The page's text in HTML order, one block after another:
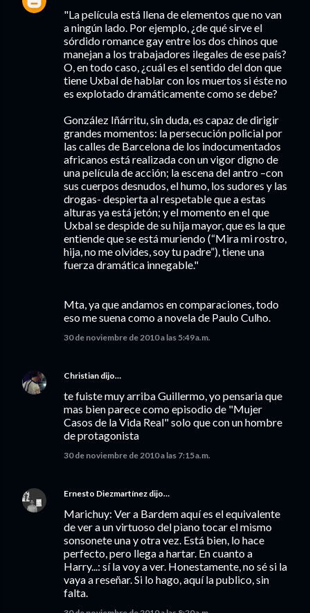
"La película está llena de elementos que no van
a ningún lado. Por ejemplo, ¿de qué sirve el
sórdido romance gay entre los dos chinos que
manejan a los trabajadores ilegales de ese país?
O, en todo caso, ¿cuál es el sentido del don que
tiene Uxbal de hablar con los muertos si éste no
es explotado dramáticamente como se debe?
González Iñárritu, sin duda, es capaz de dirigir
grandes momentos: la persecución policial por
las calles de Barcelona de los indocumentados
africanos está realizada con un vigor digno de
una película de acción; la escena del antro –con
sus cuerpos desnudos, el humo, los sudores y las
drogas- despierta al respetable que a estas
alturas ya está jetón; y el momento en el que
Uxbal se despide de su hija mayor, que es la que
entiende que se está muriendo (“Mira mi rostro,
hija, no me olvides, soy tu padre”), tiene una
fuerza dramática innegable."
Mta, ya que andamos en comparaciones, todo
eso me suena como a novela de Paulo Culho.
30 de noviembre de 2010 a las 5:49 a.m.
Christian dijo…
te fuiste muy arriba Guillermo, yo pensaria que
mas bien parece como episodio de "Mujer
Casos de la Vida Real" solo que con un hombre
de protagonista
30 de noviembre de 2010 a las 7:15 a.m.
Ernesto Diezmartínez dijo…
Marichuy: Ver a Bardem aquí es el equivalente
de ver a un virtuoso del piano tocar el mismo
sonsonete una y otra vez. Está bien, lo hace
perfecto, pero llega a hartar. En cuanto a
Harry...: sí la voy a ver. Honestamente, no sé si la
vaya a reseñar. Si lo hago, aquí la publico, sin
falta.